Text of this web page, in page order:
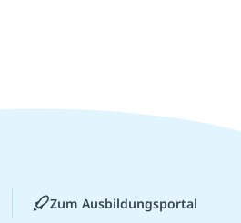
Zum Ausbildungsportal